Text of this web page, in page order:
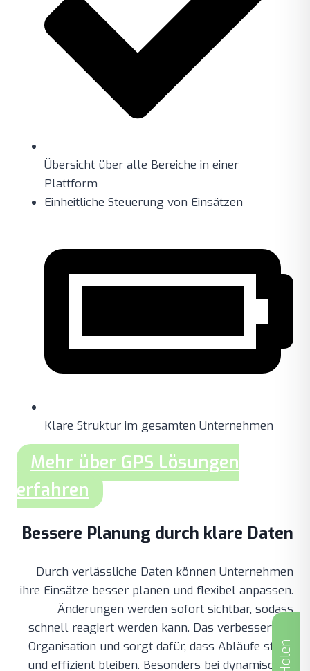
Übersicht über alle Bereiche in einer
Plattform
Einheitliche Steuerung von Einsätzen
Klare Struktur im gesamten Unternehmen
Mehr über GPS Lösungen
erfahren
Bessere Planung durch klare Daten
Durch verlässliche Daten können Unternehmen
ihre Einsätze besser planen und flexibel anpassen.
Änderungen werden sofort sichtbar, sodass
schnell reagiert werden kann. Das verbessert die
Organisation und sorgt dafür, dass Abläufe stabil
und effizient bleiben. Besonders bei dynamischen